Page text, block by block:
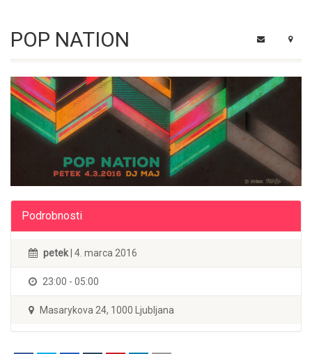
POP NATION
Podrobnosti
petek | 4. marca 2016
23:00 - 05:00
Masarykova 24, 1000 Ljubljana